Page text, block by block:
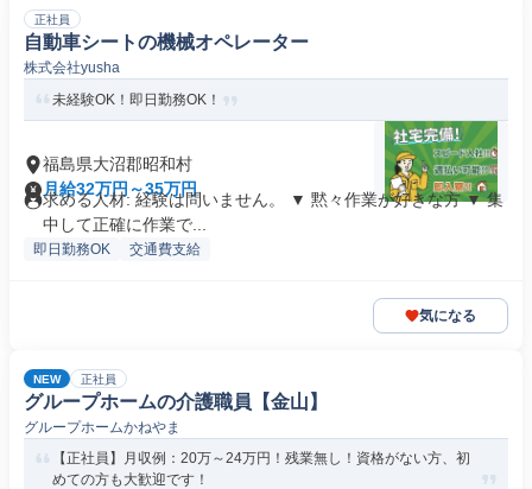
正社員
自動車シートの機械オペレーター
株式会社yusha
未経験OK！即日勤務OK！
福島県大沼郡昭和村
月給32万円～35万円
求める人材: 経験は問いません。 ▼ 黙々作業が好きな方 ▼ 集
中して正確に作業で...
即日勤務OK 交通費支給
気になる
NEW 正社員
グループホームの介護職員【金山】
グループホームかねやま
【正社員】月収例：20万～24万円！残業無し！資格がない方、初
めての方も大歓迎です！